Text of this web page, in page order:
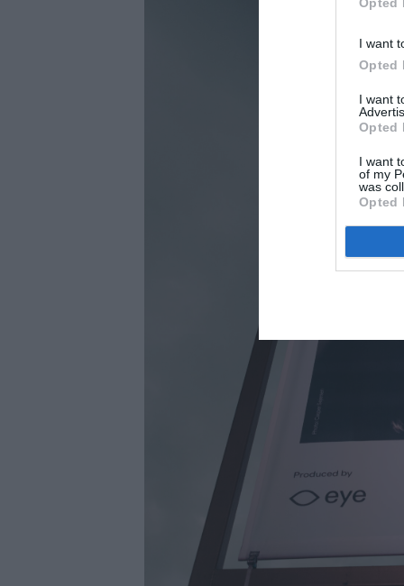
I want
Opted
I want
Opted
I want
of my
was
Opted